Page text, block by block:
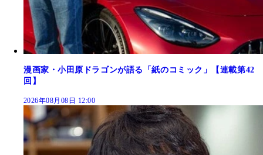
漫画家・小田原ドラゴンが語る「紙のコミック」【連載第42
回】
2026年08月08日 12:00